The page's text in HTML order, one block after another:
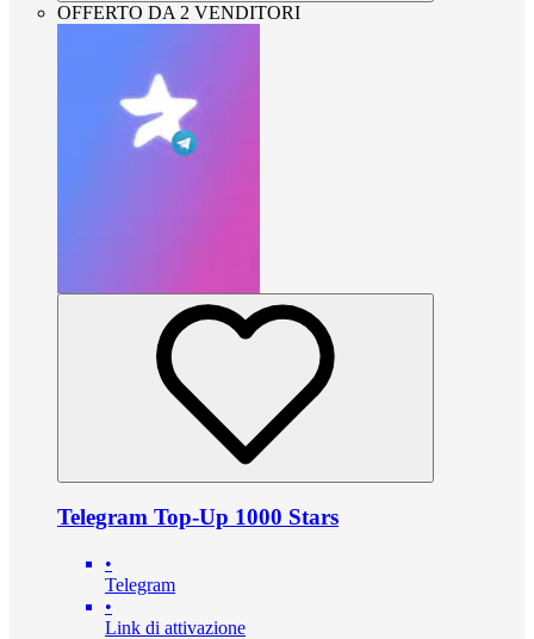
OFFERTO DA 2 VENDITORI
Telegram Top-Up 1000 Stars
•
Telegram
•
Link di attivazione